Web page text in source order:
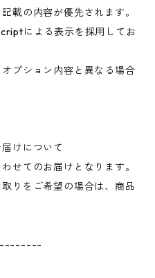
載の内容が優先されます。
による表示を採用してお
プション内容と異なる場合
けについて
せてのお届けとなります。
りをご希望の場合は、商品